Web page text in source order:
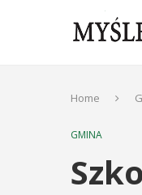
Home
GMINA